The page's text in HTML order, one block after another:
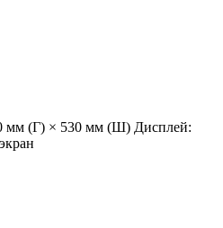
мм (Г) × 530 мм (Ш) Дисплей: